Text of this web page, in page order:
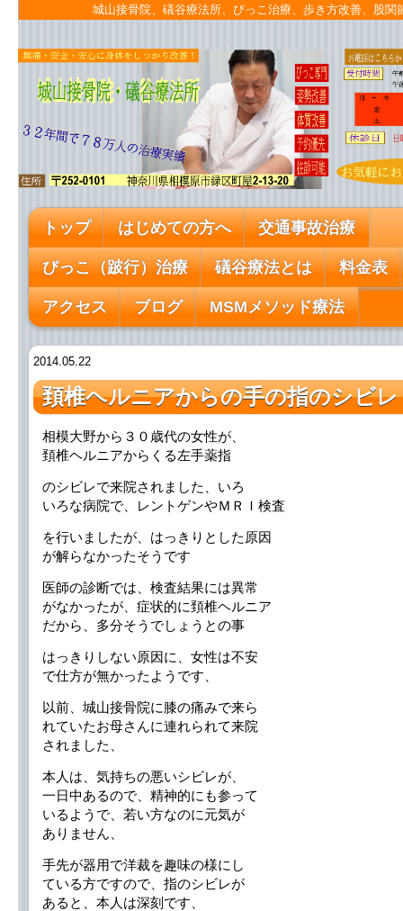
城山接骨院、礒谷療法所、びっこ治療、歩き方改善、股
トップ はじめての方へ 交通事故治療
びっこ（跛行）治療 礒谷療法とは 料金表
アクセス ブログ MSMメソッド療法
2014.05.22
頚椎ヘルニアからの手の指のシビレ
相模大野から３０歳代の女性が、
頚椎ヘルニアからくる左手薬指
のシビレで来院されました、いろ
いろな病院で、レントゲンやＭＲＩ検査
を行いましたが、はっきりとした原因
が解らなかったそうです
医師の診断では、検査結果には異常
がなかったが、症状的に頚椎ヘルニア
だから、多分そうでしょうとの事
はっきりしない原因に、女性は不安
で仕方が無かったようです、
以前、城山接骨院に膝の痛みで来ら
れていたお母さんに連れられて来院
されました、
本人は、気持ちの悪いシビレが、
一日中あるので、精神的にも参って
いるようで、若い方なのに元気が
ありません、
手先が器用で洋裁を趣味の様にし
ている方ですので、指のシビレが
あると、本人は深刻です、